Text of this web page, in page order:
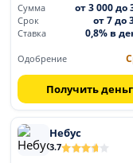
Сумма от 3 000 до
Срок от 7 до
Ставка
0,8% в
Одобрение
Получить
Небус
3.7